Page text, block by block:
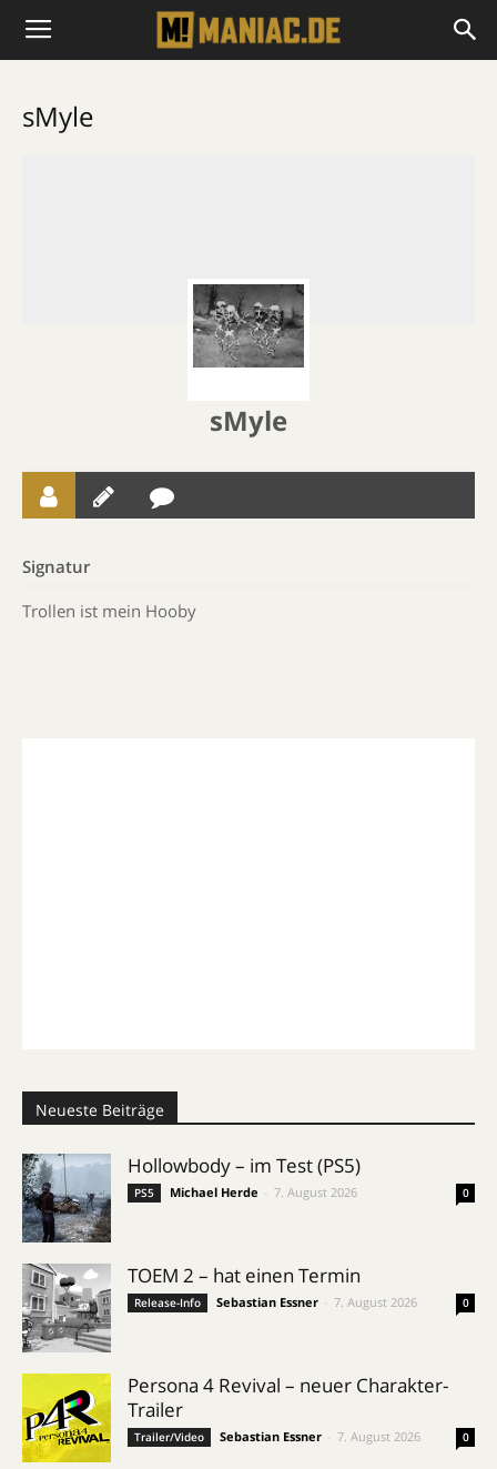
sMyle
sMyle
Signatur
Trollen ist mein Hooby
Neueste Beiträge
Hollowbody – im Test (PS5)
PS5 Michael Herde 7. August 2026 0
TOEM 2 – hat einen Termin
Release-Info Sebastian Essner 7. August 2026 0
Persona 4 Revival – neuer Charakter-
Trailer
Trailer/Video Sebastian Essner 7. August 2026 0